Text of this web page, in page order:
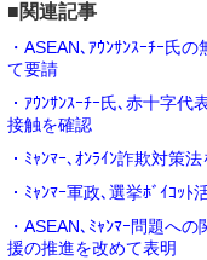
■関連記事
・ASEAN､ｱｳﾝｻﾝｽｰﾁｰ氏
て要請
・ｱｳﾝｻﾝｽｰﾁｰ氏､赤十字
接触を確認
・ﾐｬﾝﾏｰ､ｵﾝﾗｲﾝ詐欺対
・ﾐｬﾝﾏｰ軍政､選挙ﾎﾞｲｺｯ
・ASEAN､ﾐｬﾝﾏｰ問題へ
援の推進を改めて表明